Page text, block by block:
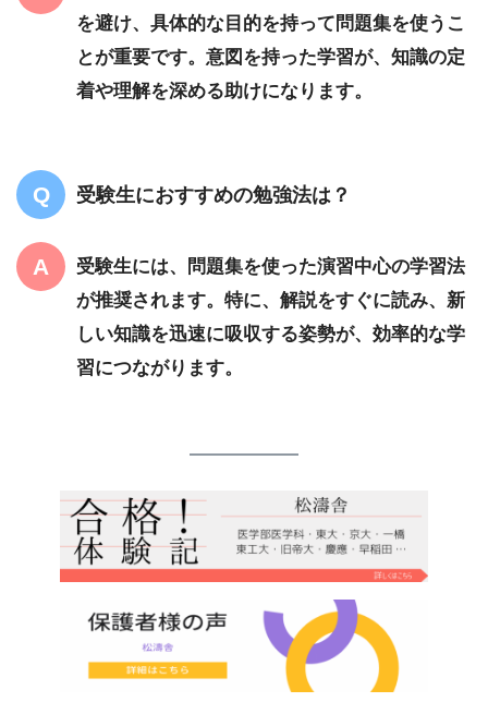
を避け、具体的な目的を持って問題集を使うこ
とが重要です。意図を持った学習が、知識の定
着や理解を深める助けになります。
受験生におすすめの勉強法は？
受験生には、問題集を使った演習中心の学習法
が推奨されます。特に、解説をすぐに読み、新
しい知識を迅速に吸収する姿勢が、効率的な学
習につながります。